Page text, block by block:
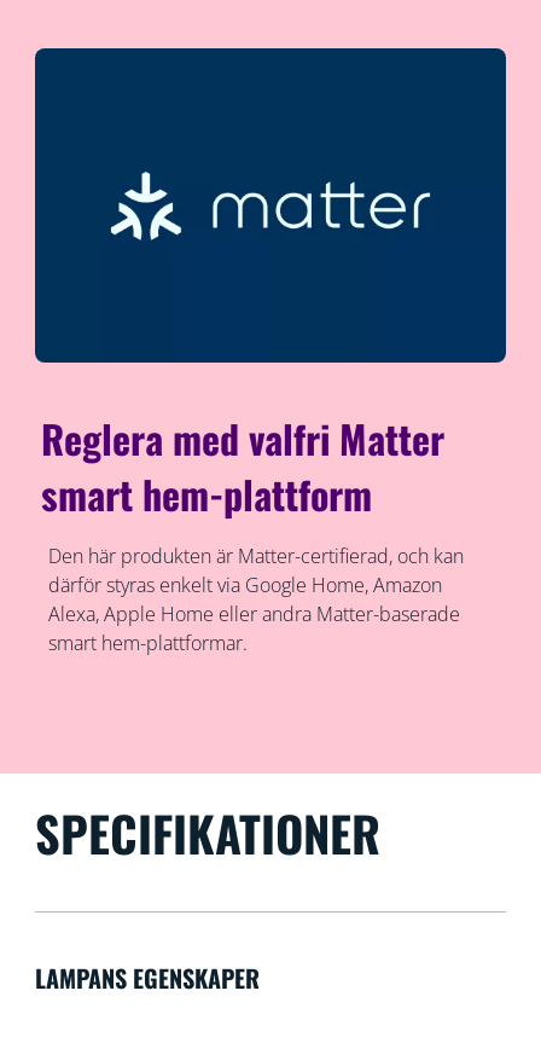
Reglera med valfri Matter
smart hem-plattform
Den här produkten är Matter-certifierad, och kan
därför styras enkelt via Google Home, Amazon
Alexa, Apple Home eller andra Matter-baserade
smart hem-plattformar.
SPECIFIKATIONER
LAMPANS EGENSKAPER